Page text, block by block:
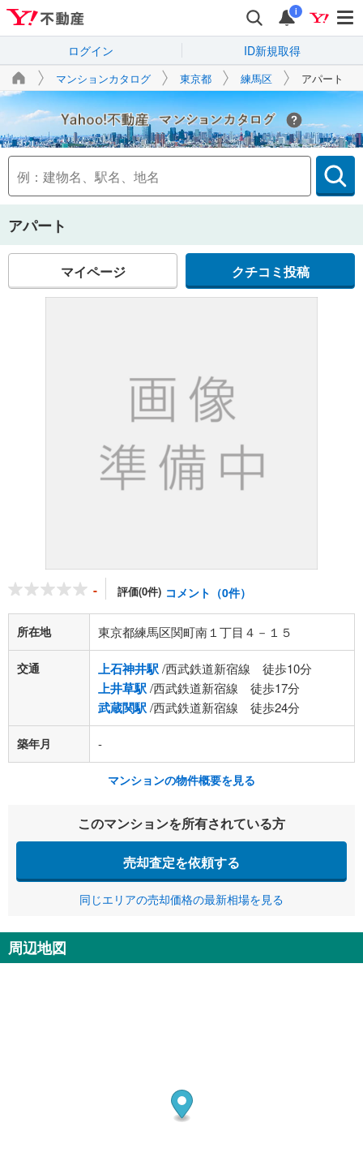
i
ログイン ID新規取得
マンションカタログ 東京都 練馬区 アパート
Yahoo!不動産
アパート
マイページ クチコミ投稿
- 評価(0件) コメント（0件）
所在地 東京都練馬区関町南１丁目４－１５
交通 上石神井駅/西武鉄道新宿線 徒歩10分
上井草駅/西武鉄道新宿線 徒歩17分
武蔵関駅/西武鉄道新宿線 徒歩24分
築年月 -
マンションの物件概要を見る
このマンションを所有されている方
売却査定を依頼する
同じエリアの売却価格の最新相場を見る
周辺地図